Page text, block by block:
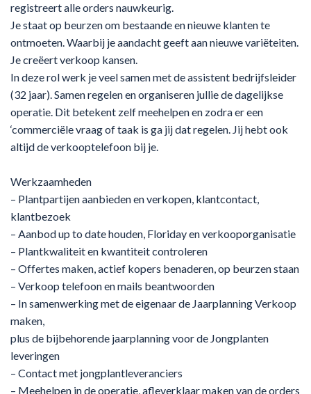
registreert alle orders nauwkeurig.
Je staat op beurzen om bestaande en nieuwe klanten te
ontmoeten. Waarbij je aandacht geeft aan nieuwe variëteiten.
Je creëert verkoop kansen.
In deze rol werk je veel samen met de assistent bedrijfsleider
(32 jaar). Samen regelen en organiseren jullie de dagelijkse
operatie. Dit betekent zelf meehelpen en zodra er een
‘commerciële vraag of taak is ga jij dat regelen. Jij hebt ook
altijd de verkooptelefoon bij je.
Werkzaamheden
– Plantpartijen aanbieden en verkopen, klantcontact,
klantbezoek
– Aanbod up to date houden, Floriday en verkooporganisatie
– Plantkwaliteit en kwantiteit controleren
– Offertes maken, actief kopers benaderen, op beurzen staan
– Verkoop telefoon en mails beantwoorden
– In samenwerking met de eigenaar de Jaarplanning Verkoop
maken,
plus de bijbehorende jaarplanning voor de Jongplanten
leveringen
– Contact met jongplantleveranciers
– Meehelpen in de operatie, afleverklaar maken van de orders